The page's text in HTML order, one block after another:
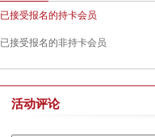
已接受报名的持卡会员
已接受报名的非持卡会员
活动评论